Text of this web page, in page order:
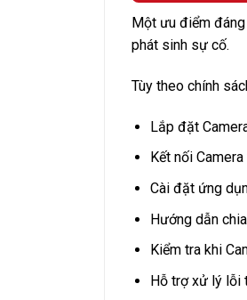
Một ưu điểm
phát sinh sự cố.
Tùy theo chính
Lắp đặt
Kết nối
Cài đặt ứng
Hướng dẫn
Kiểm tra khi
Hỗ trợ xử lý lỗi